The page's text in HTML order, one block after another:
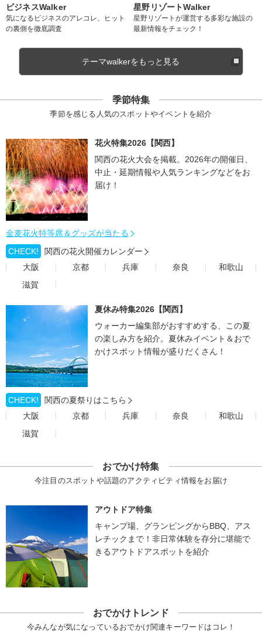
ビジネスWalker
気になるビジネスのアレコレ、ヒット
の裏側を徹底調査
星野リゾートWalker
星野リゾートが運営する多彩な施設の
最新情報をチェック！
テーマwalkerをもっと見る
季節特集
季節を感じる人気のスポットやイベントを紹介
花火特集2026【関西】
関西の花火大会を掲載。2026年の開催日、
中止・延期情報や人気ランキングなどをお
届け！
金麦花火特等席＆グッズが当たる
CHECK!
関西の花火開催カレンダー
大阪
京都 兵庫 奈良
和歌山
滋賀
夏休み特集2026【関西】
ウォーカー編集部がおすすめする、この夏
の楽しみ方を紹介。夏休みイベント＆おで
かけスポット情報が盛りだくさん！
CHECK!
関西の夏祭りはこちら
大阪
京都 兵庫 奈良
和歌山
滋賀
おでかけ特集
今注目のスポットや話題のアクティビティ情報をお届け
アウトドア特集
キャンプ場、グランピングからBBQ、アス
レチックまで！非日常体験を存分に堪能で
きるアウトドアスポットを紹介
おでかけトレンド
今みんなが気になっているおでかけ関連キーワードはコレ！